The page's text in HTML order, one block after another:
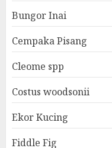
Bungor Inai
Cempaka Pisang
Cleome spp
Costus woodsonii
Ekor Kucing
Fiddle Fig